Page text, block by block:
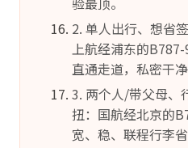
2. 单人出行、想省
上航经浦东的
直通走道，私密干
3. 两个人/带父母、
扭：国航经北京的
宽、稳、联程行李省